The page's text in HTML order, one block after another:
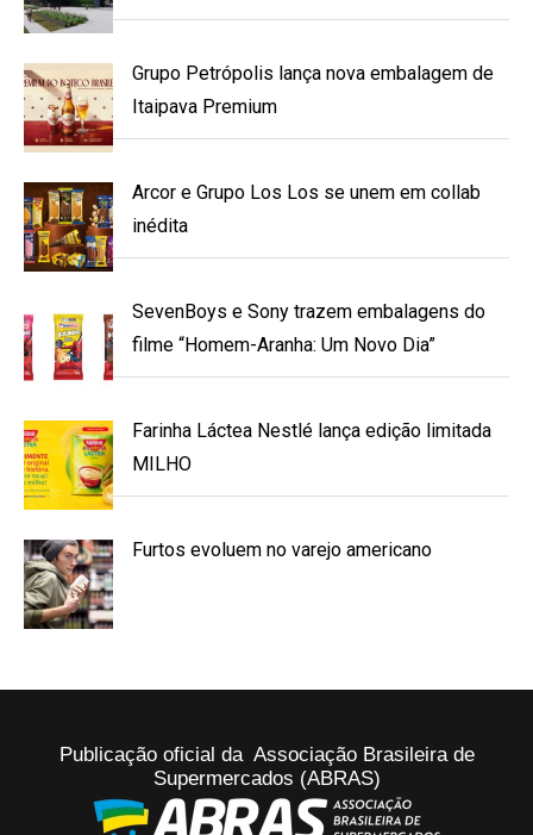
Grupo Petrópolis lança nova embalagem de
Itaipava Premium
Arcor e Grupo Los Los se unem em collab
inédita
SevenBoys e Sony trazem embalagens do
filme “Homem-Aranha: Um Novo Dia”
Farinha Láctea Nestlé lança edição limitada
MILHO
Furtos evoluem no varejo americano
Publicação oficial da Associação Brasileira de
Supermercados (ABRAS)